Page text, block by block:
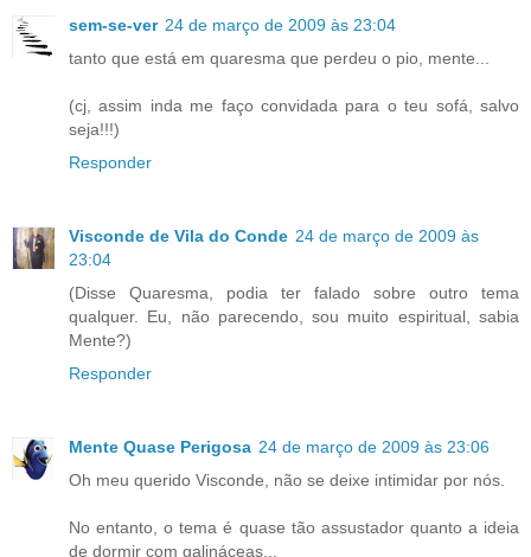
sem-se-ver 24 de março de 2009 às 23:04
tanto que está em quaresma que perdeu o pio, mente...
(cj, assim inda me faço convidada para o teu sofá, salvo
seja!!!)
Responder
Visconde de Vila do Conde 24 de março de 2009 às
23:04
(Disse Quaresma, podia ter falado sobre outro tema
qualquer. Eu, não parecendo, sou muito espiritual, sabia
Mente?)
Responder
Mente Quase Perigosa 24 de março de 2009 às 23:06
Oh meu querido Visconde, não se deixe intimidar por nós.
No entanto, o tema é quase tão assustador quanto a ideia
de dormir com galináceas...